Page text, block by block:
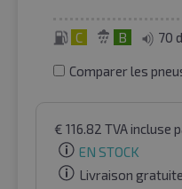
C B 70
Comparer les
€ 116.82 TVA incluse
EN STOCK
Livraison gratuite